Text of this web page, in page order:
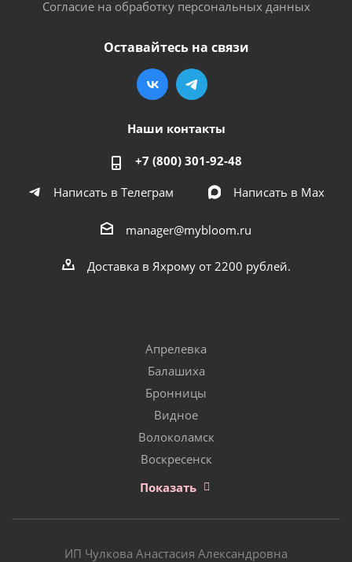
Согласие на обработку персональных данных
Оставайтесь на связи
Наши контакты
+7 (800) 301-92-48
Написать в Телеграм
Написать в Мах
manager@mybloom.ru
Доставка в Яхрому от 2200 рублей.
Апрелевка
Балашиха
Бронницы
Видное
Волоколамск
Воскресенск
Показать
ИП Чулкова Анастасия Александровна